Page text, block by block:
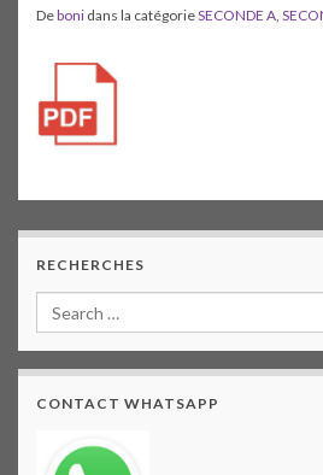
Deboni dans la catégorieSECONDE A,
RECHERCHES
CONTACT WHATSAPP